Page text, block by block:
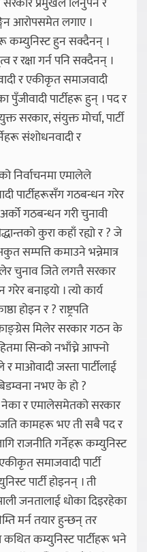
आरोपसमेत लगाए ।
कम्युनिस्ट हुन सक्दैनन् ।
रक्षा गर्न पनि सक्दैनन् ।
र एकीकृत समाजवादी
पुँजीवादी पार्टीहरू हुन् । पद र
सरकार, संयुक्त मोर्चा, पार्टी
संशोधनवादी र
निर्वाचनमा एमालेले
पार्टीहरूसँग गठबन्धन गरेर
गठबन्धन गरी चुनावी
कुरा कहाँ रह्यो र ? जे
सम्पत्ति कमाउने भन्नेमात्र
चुनाव जिते लगत्तै सरकार
बनाइयो । त्यो कार्य
होइन र ? राष्ट्रपति
मिलेर सरकार गठन के
सिन्को नभाँच्ने आफ्नो
र माओवादी जस्ता पार्टीलाई
नभए के हो ?
नेका र एमालेसमेतको सरकार
कामहरू भए ती सबै पद र
राजनीति गर्नेहरू कम्युनिस्ट
समाजवादी पार्टी
पार्टी होइनन् । ती
जनतालाई धोका दिइरहेका
मर्न तयार हुन्छन् तर
कम्युनिस्ट पार्टीहरू भने